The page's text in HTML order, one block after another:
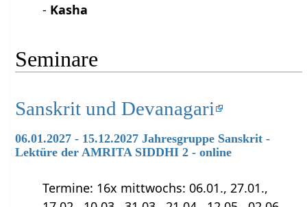
- Kasha
Seminare
Sanskrit und Devanagari
06.01.2027 - 15.12.2027 Jahresgruppe Sanskrit -
Lektüre der AMRITA SIDDHI 2 - online
Termine: 16x mittwochs: 06.01., 27.01.,